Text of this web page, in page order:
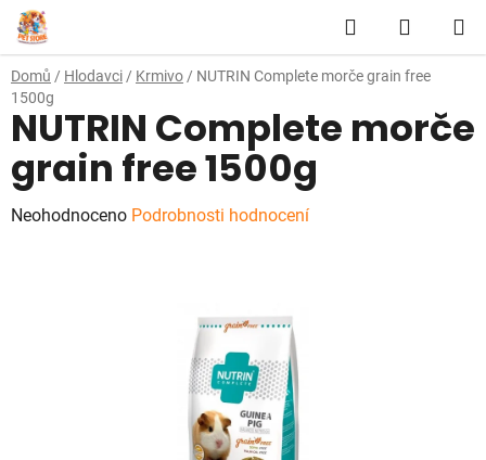
Přejít
na
obsah
Hledat
KOŠÍK
Domů / Hlodavci / Krmivo / NUTRIN Complete morče grain free
1500g
NUTRIN Complete morče
grain free 1500g
Průměrné
Neohodnoceno Podrobnosti hodnocení